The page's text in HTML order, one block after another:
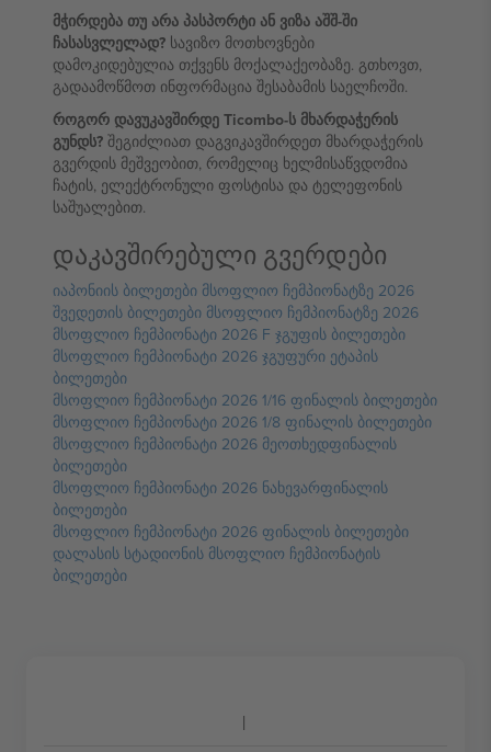
მჭირდება თუ არა პასპორტი ან ვიზა აშშ-ში
ჩასასვლელად? სავიზო მოთხოვნები
დამოკიდებულია თქვენს მოქალაქეობაზე. გთხოვთ,
გადაამოწმოთ ინფორმაცია შესაბამის საელჩოში.
როგორ დავუკავშირდე Ticombo-ს მხარდაჭერის
გუნდს? შეგიძლიათ დაგვიკავშირდეთ მხარდაჭერის
გვერდის მეშვეობით, რომელიც ხელმისაწვდომია
ჩატის, ელექტრონული ფოსტისა და ტელეფონის
საშუალებით.
დაკავშირებული გვერდები
იაპონიის ბილეთები მსოფლიო ჩემპიონატზე 2026
შვედეთის ბილეთები მსოფლიო ჩემპიონატზე 2026
მსოფლიო ჩემპიონატი 2026 F ჯგუფის ბილეთები
მსოფლიო ჩემპიონატი 2026 ჯგუფური ეტაპის
ბილეთები
მსოფლიო ჩემპიონატი 2026 1/16 ფინალის ბილეთები
მსოფლიო ჩემპიონატი 2026 1/8 ფინალის ბილეთები
მსოფლიო ჩემპიონატი 2026 მეოთხედფინალის
ბილეთები
მსოფლიო ჩემპიონატი 2026 ნახევარფინალის
ბილეთები
მსოფლიო ჩემპიონატი 2026 ფინალის ბილეთები
დალასის სტადიონის მსოფლიო ჩემპიონატის
ბილეთები